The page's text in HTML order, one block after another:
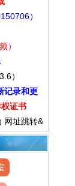
）
）
）
记录和更
证书
网址跳转&